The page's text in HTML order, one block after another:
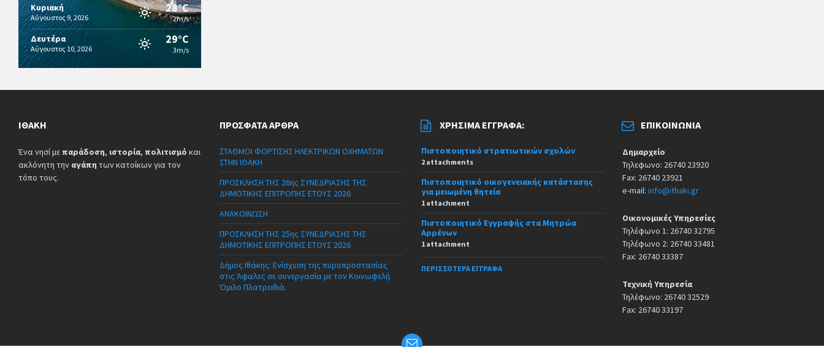
Κυριακή
Αύγουστος 9, 2026
28°C
2m/s
Δευτέρα
Αύγουστος 10, 2026
29°C
3m/s
ΙΘΆΚΗ
Ένα νησί με παράδοση, ιστορία, πολιτισμό και
ακλόνητη την αγάπη των κατοίκων για τον
τόπο τους.
ΠΡΌΣΦΑΤΑ ΆΡΘΡΑ
ΣΤΑΘΜΟΙ ΦΟΡΤΙΣΗΣ ΗΛΕΚΤΡΙΚΩΝ ΟΧΗΜΑΤΩΝ
ΣΤΗΝ ΙΘΑΚΗ
ΠΡΟΣΚΛΗΣΗ ΤΗΣ 26ης ΣΥΝΕΔΡΙΑΣΗΣ ΤΗΣ
ΔΗΜΟΤΙΚΗΣ ΕΠΙΤΡΟΠΗΣ ΕΤΟΥΣ 2026
ΑΝΑΚΟΙΝΩΣΗ
ΠΡΟΣΚΛΗΣΗ ΤΗΣ 25ης ΣΥΝΕΔΡΙΑΣΗΣ ΤΗΣ
ΔΗΜΟΤΙΚΗΣ ΕΠΙΤΡΟΠΗΣ ΕΤΟΥΣ 2026
Δήμος Ιθάκης: Ενίσχυση της πυροπροστασίας
στις Άφαλες σε συνεργασία με τον Κοινωφελή
Όμιλο Πλατρειθιά.
ΧΡΉΣΙΜΑ ΈΓΓΡΑΦΑ:
Πιστοποιητικό στρατιωτικών σχολών
2 attachments
Πιστοποιητικό οικογενειακής κατάστασης
για μειωμένη θητεία
1 attachment
Πιστοποιητικό Εγγραφής στα Μητρώα
Αρρένων
1 attachment
ΠΕΡΙΣΣΌΤΕΡΑ ΈΓΓΡΑΦΑ
ΕΠΙΚΟΙΝΩΝΊΑ
Δημαρχείο
Τηλεφωνο: 26740 23920
Fax: 26740 23921
e-mail:info@ithaki.gr
Οικονομικές Υπηρεσίες
Τηλέφωνο 1: 26740 32795
Τηλέφωνο 2: 26740 33481
Fax: 26740 33387
Τεχνική Υπηρεσία
Τηλέφωνο: 26740 32529
Fax: 26740 33197